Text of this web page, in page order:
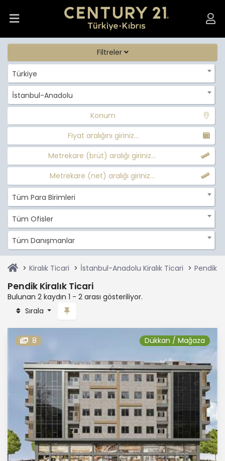
Filtreler
Türkiye
İstanbul-Anadolu
Konum
Fiyat aralığını giriniz...
Metrekare (brüt) aralığı giriniz...
Metrekare (net) aralığı giriniz...
Tüm Para Birimleri
Tüm Ofisler
Tüm Danışmanlar
Kiralık Ticari İstanbul-Anadolu Kiralık Ticari Pendik
Pendik Kiralık Ticari
Bulunan 2 kaydın 1 - 2 arası gösteriliyor.
Sırala
8 Dükkan / Mağaza